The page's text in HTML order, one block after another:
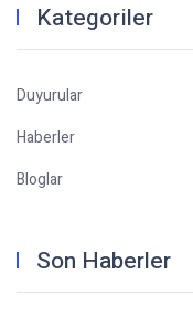
Kategoriler
Duyurular
Haberler
Bloglar
Son Haberler